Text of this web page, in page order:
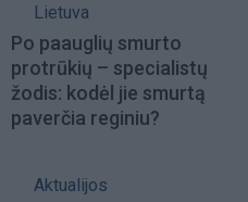
Lietuva
Po paauglių smurto
protrūkių – specialistų
žodis: kodėl jie smurtą
paverčia reginiu?
Aktualijos